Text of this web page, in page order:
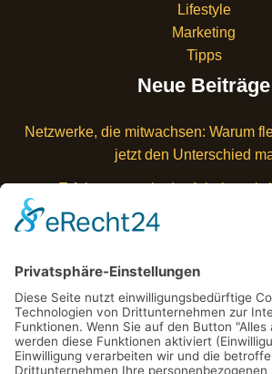
Lifestyle
Marketing
Tipps
Neue Beiträge
Netzwerke, die mitwachsen: Warum
jetzt den Unterschied
Erfolgsmuster in der Arbeitswelt:
Querdenkern lernen
allein nicht mehr
Die Psychologie hinter
wirklich bewegt und
Wieso bewusste Entscheidungen